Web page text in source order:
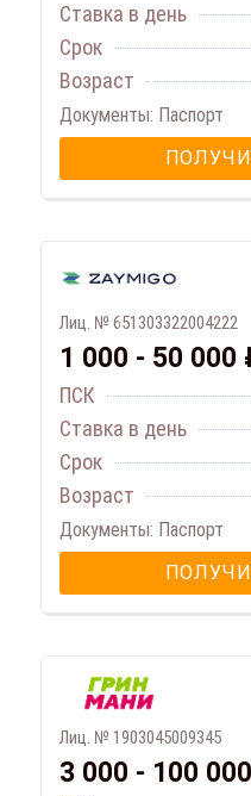
Ставка в день
Срок
Возраст
Документы: Паспорт
Лиц. № 651303322004222
1 000 - 50 000
ПСК
Ставка в день
Срок
Возраст
Документы: Паспорт
Лиц. № 1903045009345
3 000 - 100